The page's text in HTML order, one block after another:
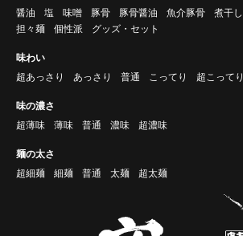
醤油
塩 味噌 豚骨 豚骨醤油 魚介豚骨 煮干し
担々麺
個性派 グッズ・セット
味わい
超あっさり
あっさり 普通 こってり 超こってり
味の濃さ
超薄味
薄味 普通 濃味 超濃味
麺の太さ
超細麺
細麺 普通 太麺 超太麺